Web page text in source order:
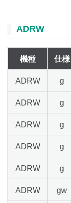
ADRW
機種 仕様
ADRW g
ADRW g
ADRW g
ADRW g
ADRW g
ADRW gw